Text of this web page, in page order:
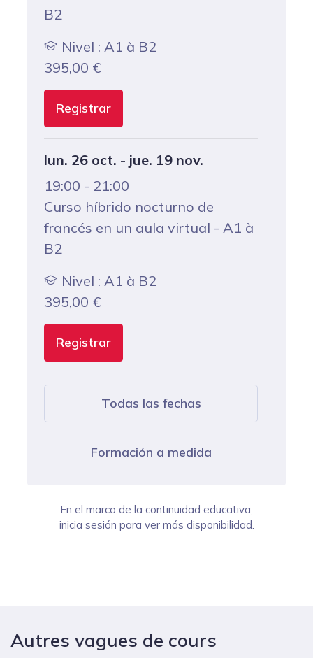
B2
Nivel : A1 à B2
395,00 €
Registrar
lun. 26 oct. - jue. 19 nov.
19:00 - 21:00
Curso híbrido nocturno de
francés en un aula virtual - A1 à
B2
Nivel : A1 à B2
395,00 €
Registrar
Todas las fechas
Formación a medida
En el marco de la continuidad educativa,
inicia sesión para ver más disponibilidad.
Autres vagues de cours